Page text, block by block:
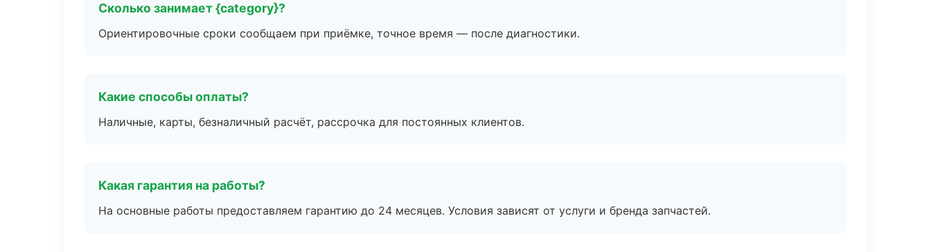
Сколько занимает {category}?
Ориентировочные сроки сообщаем при приёмке, точное время — после диагностики.
Какие способы оплаты?
Наличные, карты, безналичный расчёт, рассрочка для постоянных клиентов.
Какая гарантия на работы?
На основные работы предоставляем гарантию до 24 месяцев. Условия зависят от услуги и бренда запчастей.